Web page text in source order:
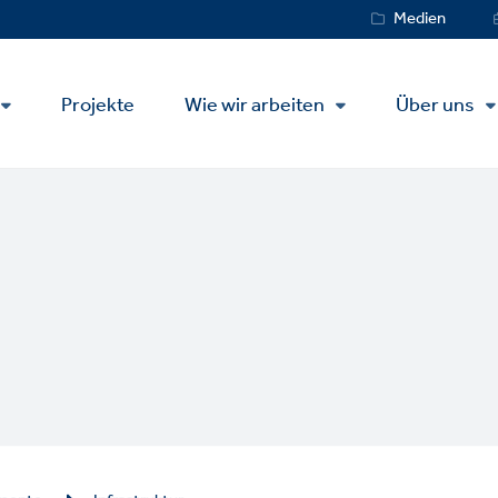
Service
MenuMedien
Projekte Wie wir arbeiten Über uns